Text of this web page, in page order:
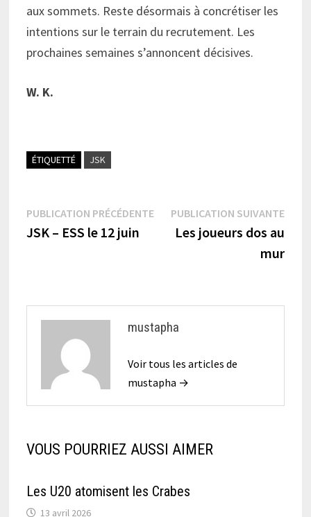
aux sommets. Reste désormais à concrétiser les
intentions sur le terrain du recrutement. Les
prochaines semaines s’annoncent décisives.
W. K.
ÉTIQUETTÉ JSK
Navigation
de
PUBLICATION PRÉCÉDENTEPublication
précédente :
JSK – ESS le 12 juin
PUBLICATION SUIVANTE
Les joueurs dos au
mur
mustapha
Voir tous les articles de
mustapha →
VOUS POURRIEZ AUSSI AIMER
Les U20 atomisent les Crabes
13 avril 2026